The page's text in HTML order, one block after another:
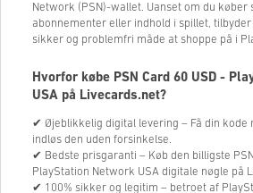
Network (PSN)-wallet. Uanset om du køber
abonnementer eller indhold i spillet,
sikker og problemfri måde at shoppe på i
Hvorfor købe PSN Card 60 USD -
USA på Livecards.net?
✔ Øjeblikkelig digital levering – Få din kode
indløs den uden forsinkelse.
✔ Bedste prisgaranti – Køb den billigste
PlayStation Network USA digitale nøgle på
✔ 100% sikker og legitim – betroet af